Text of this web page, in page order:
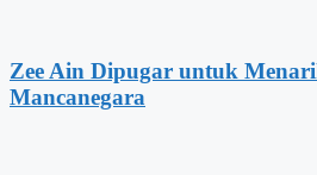
Zee Ain Dipugar untuk
Mancanegara